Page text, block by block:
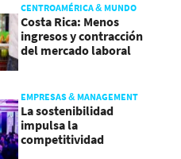
CENTROAMÉRICA & MUNDO
Costa Rica: Menos
ingresos y contracción
del mercado laboral
EMPRESAS & MANAGEMENT
La sostenibilidad
impulsa la
competitividad